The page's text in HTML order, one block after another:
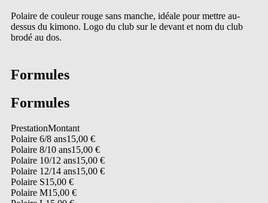
Polaire de couleur rouge sans manche, idéale pour mettre au-
dessus du kimono. Logo du club sur le devant et nom du club
brodé au dos.
Formules
Formules
PrestationMontant
Polaire 6/8 ans15,00 €
Polaire 8/10 ans15,00 €
Polaire 10/12 ans15,00 €
Polaire 12/14 ans15,00 €
Polaire S15,00 €
Polaire M15,00 €